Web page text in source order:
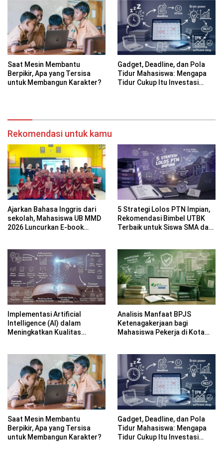
Saat Mesin Membantu
Berpikir, Apa yang Tersisa
untuk Membangun Karakter?
Gadget, Deadline, dan Pola
Tidur Mahasiswa: Mengapa
Tidur Cukup Itu Investasi
Rekomendasi untuk kamu
Ajarkan Bahasa Inggris dari
sekolah, Mahasiswa UB MMD
2026 Luncurkan E-book
Sumberngepoh
5 Strategi Lolos PTN Impian,
Rekomendasi Bimbel UTBK
Terbaik untuk Siswa SMA dan
Implementasi Artificial
Intelligence (AI) dalam
Meningkatkan Kualitas
Analisis Manfaat BPJS
Ketenagakerjaan bagi
Mahasiswa Pekerja di Kota
Saat Mesin Membantu
Berpikir, Apa yang Tersisa
untuk Membangun Karakter?
Gadget, Deadline, dan Pola
Tidur Mahasiswa: Mengapa
Tidur Cukup Itu Investasi